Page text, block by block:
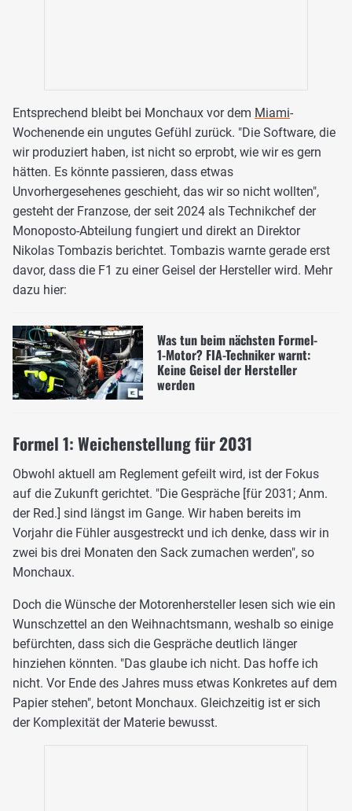
Entsprechend bleibt bei Monchaux vor dem Miami-
Wochenende ein ungutes Gefühl zurück. "Die Software, die
wir produziert haben, ist nicht so erprobt, wie wir es gern
hätten. Es könnte passieren, dass etwas
Unvorhergesehenes geschieht, das wir so nicht wollten",
gesteht der Franzose, der seit 2024 als Technikchef der
Monoposto-Abteilung fungiert und direkt an Direktor
Nikolas Tombazis berichtet. Tombazis warnte gerade erst
davor, dass die F1 zu einer Geisel der Hersteller wird. Mehr
dazu hier:
Was tun beim nächsten Formel-
1-Motor? FIA-Techniker warnt:
Keine Geisel der Hersteller
werden
Formel 1: Weichenstellung für 2031
Obwohl aktuell am Reglement gefeilt wird, ist der Fokus
auf die Zukunft gerichtet. "Die Gespräche [für 2031; Anm.
der Red.] sind längst im Gange. Wir haben bereits im
Vorjahr die Fühler ausgestreckt und ich denke, dass wir in
zwei bis drei Monaten den Sack zumachen werden", so
Monchaux.
Doch die Wünsche der Motorenhersteller lesen sich wie ein
Wunschzettel an den Weihnachtsmann, weshalb so einige
befürchten, dass sich die Gespräche deutlich länger
hinziehen könnten. "Das glaube ich nicht. Das hoffe ich
nicht. Vor Ende des Jahres muss etwas Konkretes auf dem
Papier stehen", betont Monchaux. Gleichzeitig ist er sich
der Komplexität der Materie bewusst.